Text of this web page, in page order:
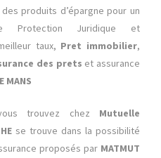
produits d’épargne pour un
Juridique et
taux, Pret immobilier,
des prets et assurance
MANS
trouvez chez Mutuelle
se trouve dans la possibilité
proposés par MATMUT